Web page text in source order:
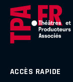
ACCÈS RAPIDE